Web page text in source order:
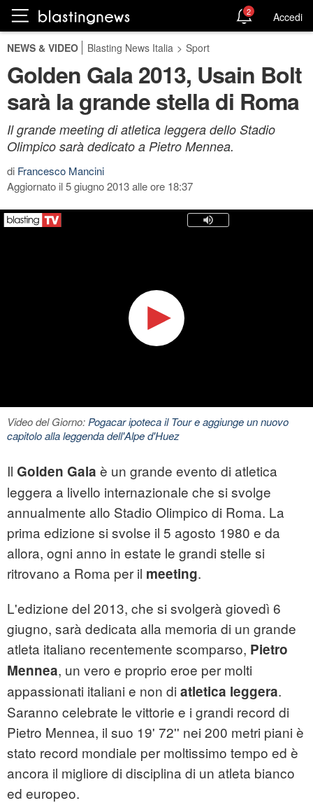
2 Accedi
NEWS & VIDEO Blasting News Italia > Sport
Golden Gala 2013, Usain Bolt
sarà la grande stella di Roma
Il grande meeting di atletica leggera dello Stadio
Olimpico sarà dedicato a Pietro Mennea.
di Francesco Mancini
Aggiornato il 5 giugno 2013 alle ore 18:37
Video del Giorno: Pogacar ipoteca il Tour e aggiunge un nuovo
capitolo alla leggenda dell'Alpe d'Huez
Il Golden Gala è un grande evento di atletica
leggera a livello internazionale che si svolge
annualmente allo Stadio Olimpico di Roma. La
prima edizione si svolse il 5 agosto 1980 e da
allora, ogni anno in estate le grandi stelle si
ritrovano a Roma per il meeting.
L'edizione del 2013, che si svolgerà giovedì 6
giugno, sarà dedicata alla memoria di un grande
atleta italiano recentemente scomparso, Pietro
Mennea, un vero e proprio eroe per molti
appassionati italiani e non di atletica leggera.
Saranno celebrate le vittorie e i grandi record di
Pietro Mennea, il suo 19' 72'' nei 200 metri piani è
stato record mondiale per moltissimo tempo ed è
ancora il migliore di disciplina di un atleta bianco
ed europeo.